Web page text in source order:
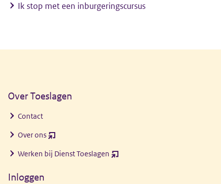
Ik stop met een inburgeringscursus
Over Toeslagen
Contact
Over ons (opent
venster)
Werken bij Dienst Toeslagen (opent
Inloggen